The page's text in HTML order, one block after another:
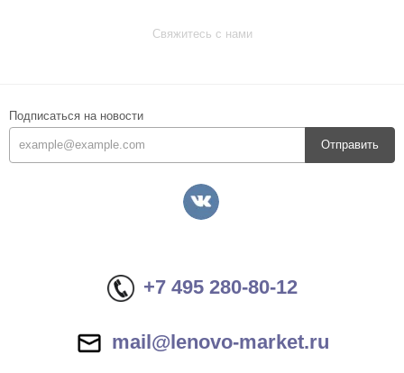
Свяжитесь с нами
Подписаться на новости
Отправить
+7 495 280-80-12
mail@lenovo-market.ru